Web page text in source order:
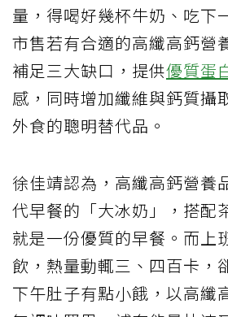
量，得喝好幾杯牛奶、吃下
市售若有合適的高纖高鈣營
補足三大缺口，提供優質蛋
感，同時增加纖維與鈣質攝
外食的聰明替代品。
徐佳靖認為，高纖高鈣營養
代早餐的「大冰奶」，搭配
就是一份優質的早餐。而上
飲，熱量動輒三、四百卡，
下午肚子有點小餓，以高纖